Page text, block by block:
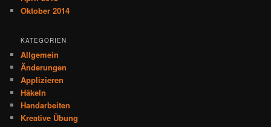
Oktober 2014
KATEGORIEN
Allgemein
Änderungen
Applizieren
Häkeln
Handarbeiten
Kreative Übung